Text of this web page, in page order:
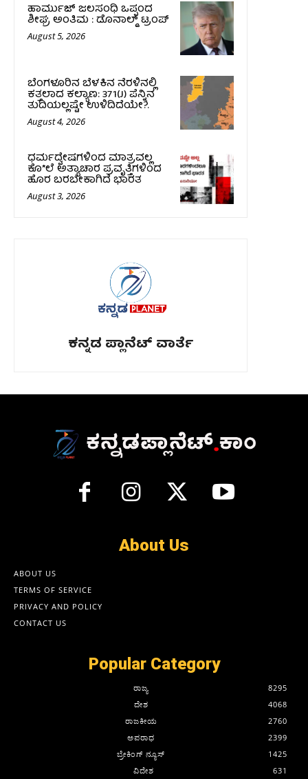
ಹಾರ್ಮುಜ್‌ ಜಲಸಂಧಿ ಒಪ್ಪಂದ
ಶೀಘ್ರ ಅಂತಿಮ : ಡೊನಾಲ್ಡ್‌ ಟ್ರಂಪ್‌
August 5, 2026
ಬೆಂಗಳೂರಿನ ಬೆಳಕಿನ ನೆರಳಿನಲ್ಲಿ
ಕತ್ತಲಾದ ಕಲ್ಯಾಣ: 371(J) ಪೆನ್ನಿನ
ತುದಿಯಲ್ಲಷ್ಟೇ ಉಳಿದಿದೆಯೇ?.
August 4, 2026
ಧರ್ಮದ್ವೇಷಗಳಿಂದ ಮಾತ್ರವಲ್ಲ
ಕೊ*ಲೆ ಅತ್ಯಾಚಾರ ಪ್ರವೃತ್ತಿಗಳಿಂದ
ಹೊರ ಬರಬೇಕಾಗಿದೆ ಭಾರತ
August 3, 2026
ಕನ್ನಡ ಪ್ಲಾನೆಟ್ ವಾರ್ತೆ
About Us
ABOUT US
TERMS OF SERVICE
PRIVACY AND POLICY
CONTACT US
Popular Category
ರಾಜ್ಯ
8295
ದೇಶ
4068
ರಾಜಕೀಯ
2760
ಅಪರಾಧ
2399
ಬ್ರೇಕಿಂಗ್ ನ್ಯೂಸ್
1425
ವಿದೇಶ
631